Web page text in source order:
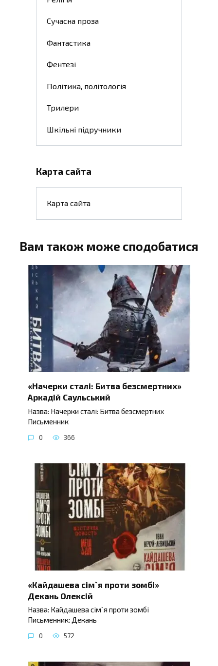
Сучасна проза
Фантастика
Фентезі
Політика, політологія
Трилери
Шкільні підручники
Карта сайта
Карта сайта
Вам також може сподобатися
«Начерки сталі: Битва безсмертних»
Аркадій Саульський
Назва: Начерки сталі: Битва безсмертних
Письменник
0 366
«Кайдашева сім`я проти зомбі»
Декань Олексій
Назва: Кайдашева сім`я проти зомбі
Письменник: Декань
0 572